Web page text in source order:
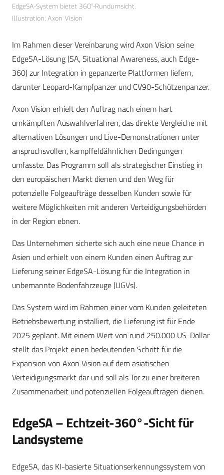
EdgeSA-System bietet 360°-Rundumsicht.
Illustration: Axon Vision
Im Rahmen dieser Vereinbarung wird Axon Vision seine
EdgeSA-Lösung (SA, Situational Awareness, auch Edge-
360) zur Integration in gepanzerte Plattformen liefern,
darunter Leopard-Kampfpanzer und CV90-Schützenpanzer.
Axon Vision erhielt den Auftrag nach einem hart
umkämpften Auswahlverfahren, das direkte Vergleiche mit
alternativen Lösungen und Live-Demonstrationen unter
anspruchsvollen, kampffeldähnlichen Bedingungen
umfasste. Das Programm soll als strategischer Einstieg in
den europäischen Markt dienen und den Weg für
potenzielle Folgeaufträge desselben Kunden sowie für
weitere Möglichkeiten mit anderen Verteidigungsbehörden
in der Region ebnen.
Das Unternehmen sicherte sich auch eine neue Chance in
Asien und erhielt von einem Kunden einen Auftrag zur
Lieferung seiner EdgeSA-Lösung für die Integration in
unbemannte Bodenfahrzeuge (UGVs).
Das System wird im Rahmen einer vom Kunden geleiteten
Betriebsbewertung installiert, die Lieferung ist für Ende
2025 geplant. Mit einem Wert von rund 250.000 US-Dollar
stellt das Projekt einen bedeutenden Schritt für die
Expansion von Axon Vision auf dem asiatischen
Verteidigungsmarkt dar und soll als Tor zu einer breiteren
Zusammenarbeit und potenziellen Folgeaufträgen dienen.
EdgeSA – Echtzeit-360°-Sicht für
Landsysteme
EdgeSA, das KI-basierte Situationserkennungssystem von